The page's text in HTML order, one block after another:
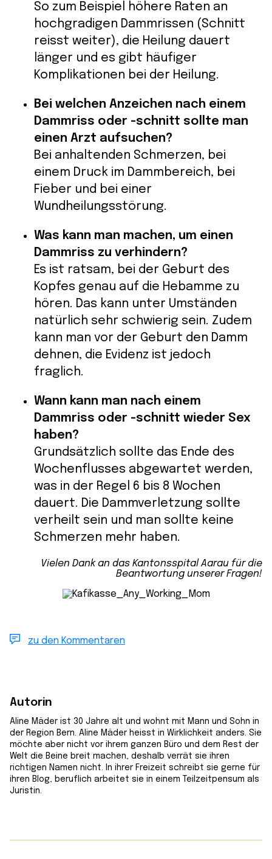
So zum Beispiel höhere Raten an
hochgradigen Dammrissen (Schnitt
reisst weiter), die Heilung dauert
länger und es gibt häufiger
Komplikationen bei der Heilung.
Bei welchen Anzeichen nach einem
Dammriss oder -schnitt sollte man
einen Arzt aufsuchen?
Bei anhaltenden Schmerzen, bei
einem Druck im Dammbereich, bei
Fieber und bei einer
Wundheilungsstörung.
Was kann man machen, um einen
Dammriss zu verhindern?
Es ist ratsam, bei der Geburt des
Kopfes genau auf die Hebamme zu
hören. Das kann unter Umständen
natürlich sehr schwierig sein. Zudem
kann man vor der Geburt den Damm
dehnen, die Evidenz ist jedoch
fraglich.
Wann kann man nach einem
Dammriss oder -schnitt wieder Sex
haben?
Grundsätzlich sollte das Ende des
Wochenflusses abgewartet werden,
was in der Regel 6 bis 8 Wochen
dauert. Die Dammverletzung sollte
verheilt sein und man sollte keine
Schmerzen mehr haben.
Vielen Dank an das Kantonsspital Aarau für die
Beantwortung unserer Fragen!
zu den Kommentaren
Autorin
Aline Mäder ist 30 Jahre alt und wohnt mit Mann und Sohn in
der Region Bern. Aline Mäder heisst in Wirklichkeit anders. Sie
möchte aber nicht vor ihrem ganzen Büro und dem Rest der
Welt die Beine breit machen, deshalb verrät sie ihren
richtigen Namen nicht. In ihrer Freizeit schreibt sie gerne für
ihren Blog, beruflich arbeitet sie in einem Teilzeitpensum als
Juristin.